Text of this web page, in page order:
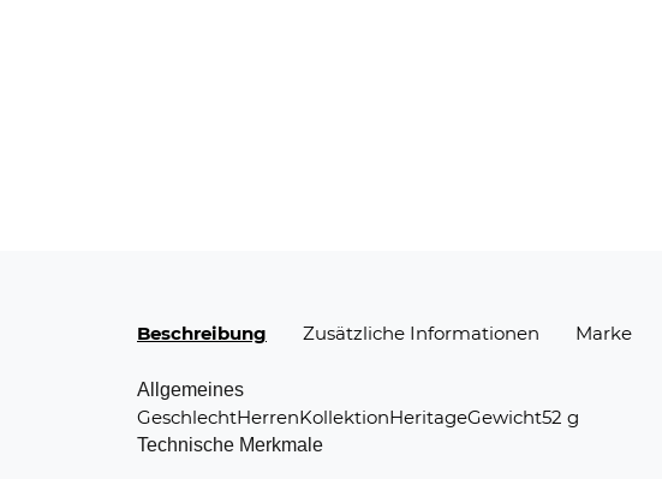
Beschreibung Zusätzliche Informationen Marke
Allgemeines
GeschlechtHerrenKollektionHeritageGewicht52 g
Technische Merkmale